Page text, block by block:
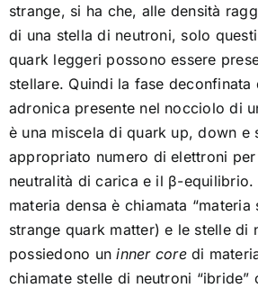
strange, si ha che, alle densità
di una stella di neutroni, solo
quark leggeri possono essere
stellare. Quindi la fase deconfinata
adronica presente nel nocciolo di
è una miscela di quark up, down e
appropriato numero di elettroni
neutralità di carica e il β-equilibrio.
materia densa è chiamata “materia
strange quark matter) e le stelle di
possiedono uninner coredi
chiamate stelle di neutroni “ibride”